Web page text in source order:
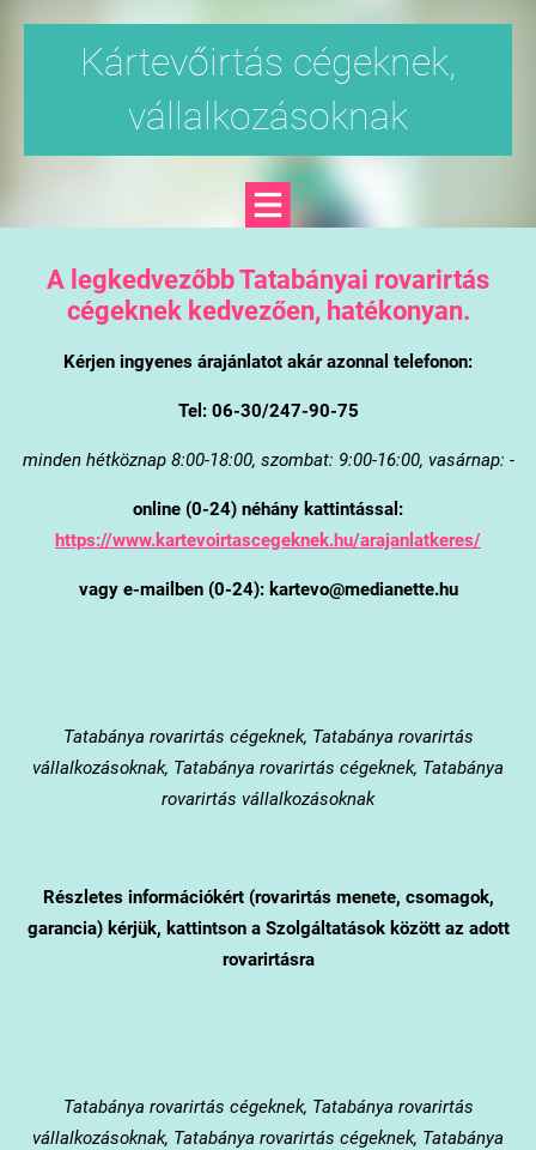
Kártevőirtás cégeknek,
vállalkozásoknak
A legkedvezőbb Tatabányai rovarirtás
cégeknek kedvezően, hatékonyan.
Kérjen ingyenes árajánlatot akár azonnal telefonon:
Tel: 06-30/247-90-75
minden hétköznap 8:00-18:00, szombat: 9:00-16:00, vasárnap: -
online (0-24) néhány kattintással:
https://www.kartevoirtascegeknek.hu/arajanlatkeres/
vagy e-mailben (0-24): kartevo@medianette.hu
Tatabánya rovarirtás cégeknek, Tatabánya rovarirtás
vállalkozásoknak, Tatabánya rovarirtás cégeknek, Tatabánya
rovarirtás vállalkozásoknak
Részletes információkért (rovarirtás menete, csomagok,
garancia) kérjük, kattintson a Szolgáltatások között az adott
rovarirtásra
Tatabánya rovarirtás cégeknek, Tatabánya rovarirtás
vállalkozásoknak, Tatabánya rovarirtás cégeknek, Tatabánya